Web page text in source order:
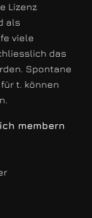
Lizenz
als
viele
das
Spontane
t. können
membern